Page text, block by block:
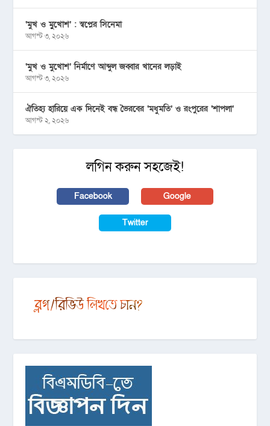
‘মুখ ও মু্খোশ’ : স্বপ্নের সিনেমা
আগস্ট ৩, ২০২৬
‘মুখ ও মুখোশ’ নির্মাণে আব্দুল জব্বার খানের লড়াই
আগস্ট ৩, ২০২৬
ঐতিহ্য হারিয়ে এক দিনেই বন্ধ ভৈরবের ‘মধুমতি’ ও রংপুরের ‘শাপলা’
আগস্ট ২, ২০২৬
লগিন করুন সহজেই!
Facebook Google
Twitter